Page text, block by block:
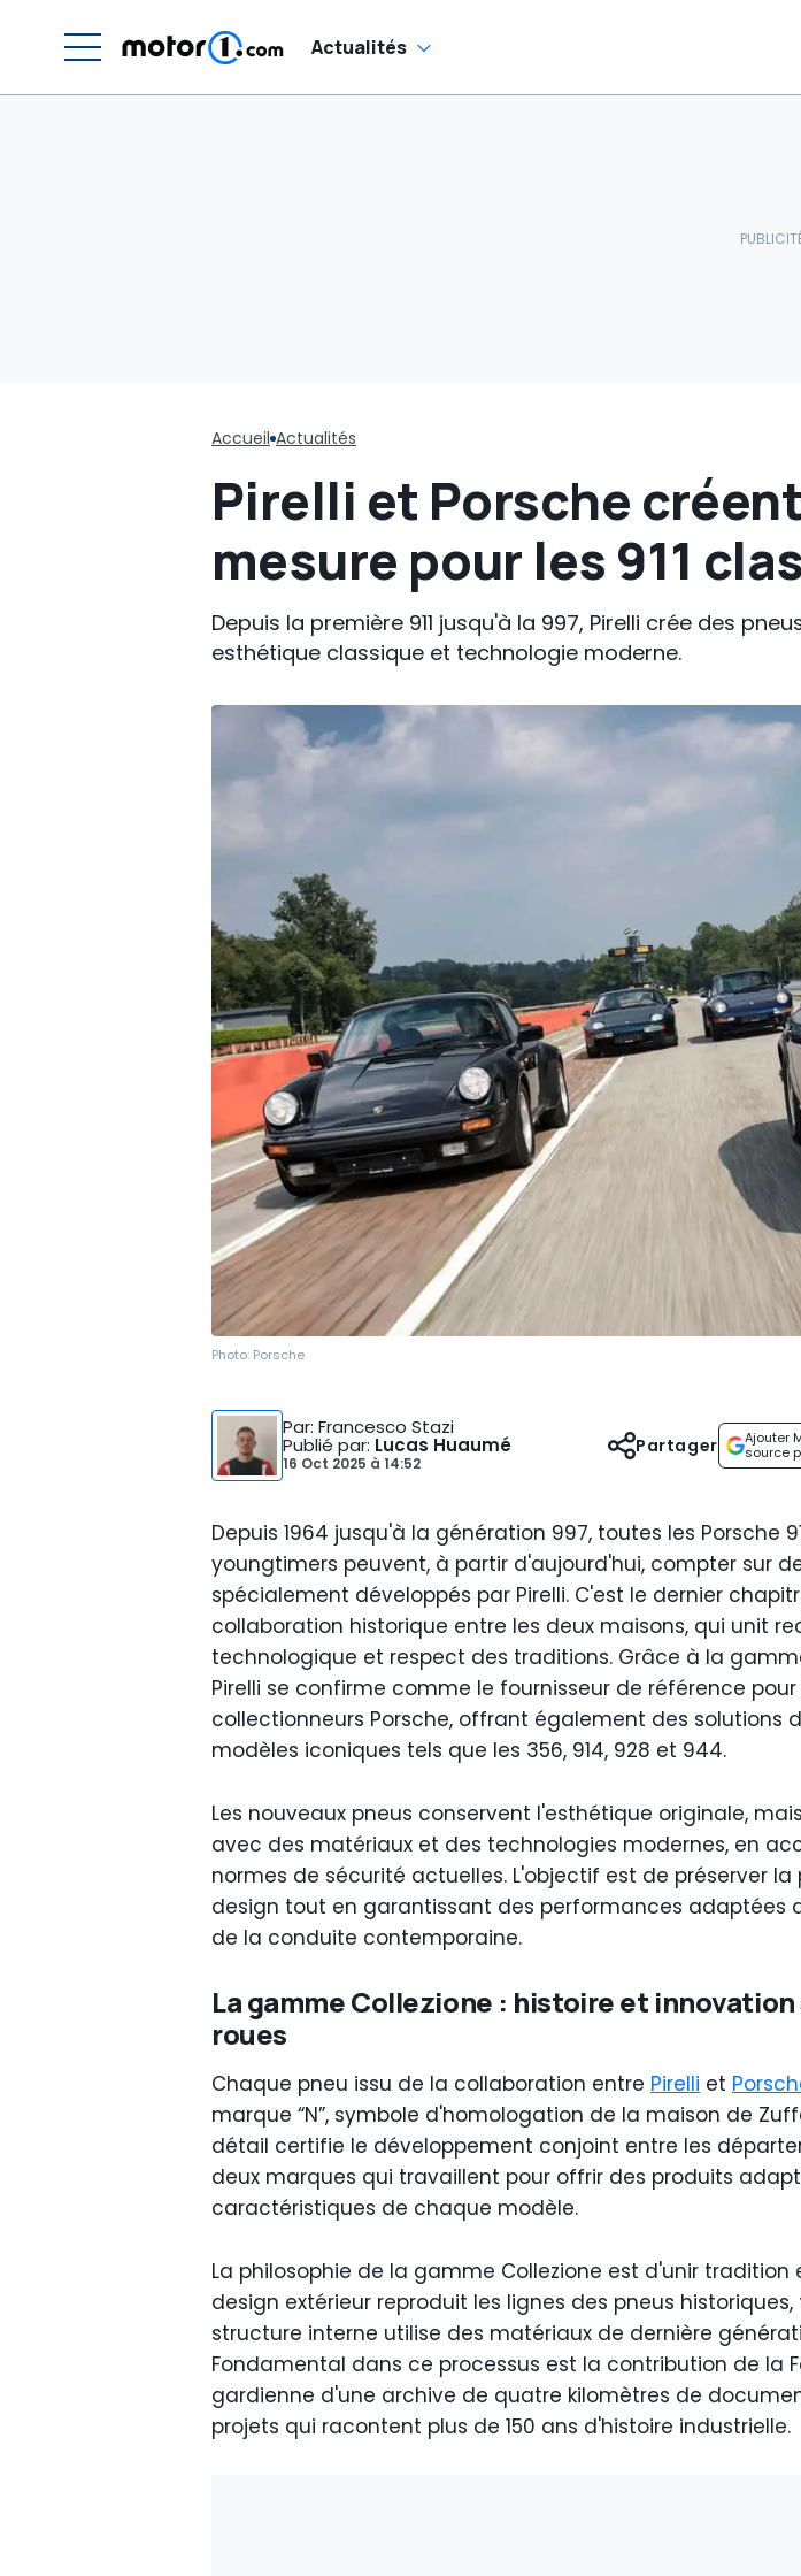
Actualités
Accueil Actualités
Pirelli et Porsche
mesure pour les 911
Depuis la première 911 jusqu'à la 997, Pirelli crée des
esthétique classique et technologie moderne.
Photo: Porsche
Par: Francesco Stazi
Publié par: Lucas Huaumé
16 Oct 2025 à 14:52
Ajouter
source
Partager
Depuis 1964 jusqu'à la génération 997, toutes les Porsche
youngtimers peuvent, à partir d'aujourd'hui, compter sur
spécialement développés par Pirelli. C'est le dernier
collaboration historique entre les deux maisons, qui unit
technologique et respect des traditions. Grâce à la
Pirelli se confirme comme le fournisseur de référence pour
collectionneurs Porsche, offrant également des solutions
modèles iconiques tels que les 356, 914, 928 et 944.
Les nouveaux pneus conservent l'esthétique originale,
avec des matériaux et des technologies modernes, en
normes de sécurité actuelles. L'objectif est de préserver la
design tout en garantissant des performances adaptées
de la conduite contemporaine.
La gamme Collezione : histoire et
roues
Chaque pneu issu de la collaboration entre Pirelli et
marque “N”, symbole d'homologation de la maison de
détail certifie le développement conjoint entre les
deux marques qui travaillent pour offrir des produits
caractéristiques de chaque modèle.
La philosophie de la gamme Collezione est d'unir tradition
design extérieur reproduit les lignes des pneus
structure interne utilise des matériaux de dernière
Fondamental dans ce processus est la contribution de la
gardienne d'une archive de quatre kilomètres de
projets qui racontent plus de 150 ans d'histoire industrielle.